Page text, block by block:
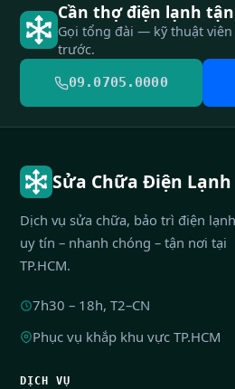
Cần thợ điện lạnh
Gọi tổng đài — kỹ thuật
trước.
09.0705.0000
Sửa Chữa Điện Lạnh
Dịch vụ sửa chữa, bảo trì điện lạnh
uy tín – nhanh chóng – tận nơi tại
TP.HCM.
7h30 – 18h, T2–CN
Phục vụ khắp khu vực TP.HCM
DỊCH VỤ